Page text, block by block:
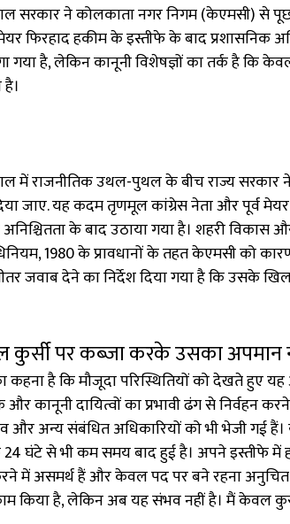
सरकार ने कोलकाता नगर निगम (केएमसी) से
फिरहाद हकीम के इस्तीफे के बाद प्रशासनिक
गया है, लेकिन कानूनी विशेषज्ञों का तर्क है कि
में राजनीतिक उथल-पुथल के बीच राज्य सरकार
जाए. यह कदम तृणमूल कांग्रेस नेता और पूर्व
के बाद उठाया गया है। शहरी
1980 के प्रावधानों के तहत केएमसी को
जवाब देने का निर्देश दिया गया है कि उसके
पर कब्जा करके उसका अपमान
कहना है कि मौजूदा परिस्थितियों को देखते हुए
कानूनी दायित्वों का प्रभावी ढंग से निर्वहन
और अन्य संबंधित अधिकारियों को भी भेजी गई हैं।
घंटे से भी कम समय बाद हुई है। अपने इस्तीफे में
में असमर्थ हैं और केवल पद पर बने रहना अनुचित
किया है, लेकिन अब यह संभव नहीं है। मैं केवल